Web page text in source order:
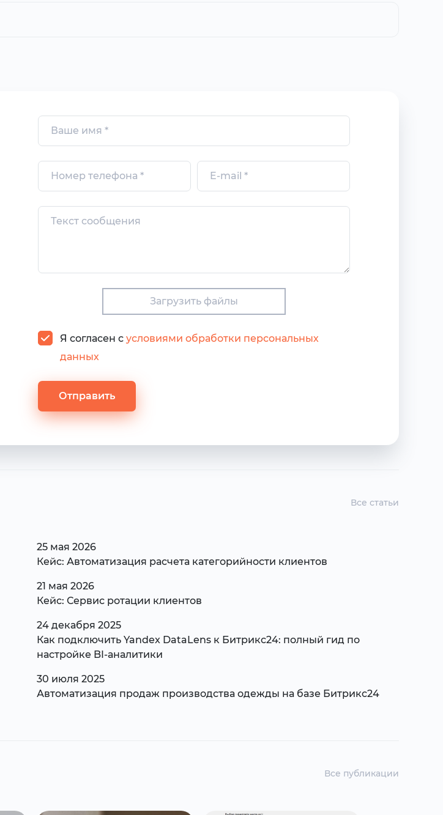
Загрузить файлы
Я согласен с условиями обработки персональных
данных
Отправить
Все статьи
25 мая 2026
Кейс: Автоматизация расчета категорийности клиентов
21 мая 2026
Кейс: Сервис ротации клиентов
24 декабря 2025
Как подключить Yandex DataLens к Битрикс24: полный гид по
настройке BI-аналитики
30 июля 2025
Автоматизация продаж производства одежды на базе Битрикс24
Все публикации